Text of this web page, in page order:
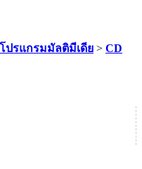
โปรแกรมมัลติมีเดีย > CD